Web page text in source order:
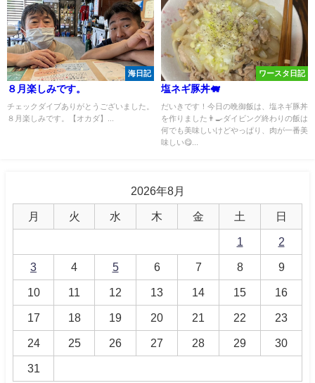
海日記
８月楽しみです。
チェックダイブありがとうございました。
８月楽しみです。【オカダ】...
ワースタ日記
塩ネギ豚丼🐖
だいきです！今日の晩御飯は、塩ネギ豚丼
を作りました👨‍🍳ダイビング終わりの飯は
何でも美味しいけどやっぱり、肉が一番美
味しい😋...
2026年8月
月 火 水 木 金 土 日
1 2
3 4 5 6 7 8 9
10 11 12 13 14 15 16
17 18 19 20 21 22 23
24 25 26 27 28 29 30
31